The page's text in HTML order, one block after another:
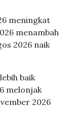
meningkat
menambah
2026 naik
baik
melonjak
2026